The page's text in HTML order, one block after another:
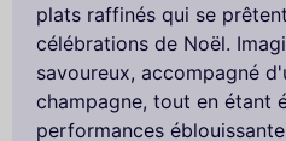
plats raffinés qui se
célébrations de Noël.
savoureux, accompagné
champagne, tout en étant
performances